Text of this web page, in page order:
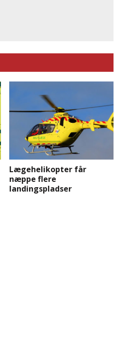
Lægehelikopter får
næppe flere
landingspladser